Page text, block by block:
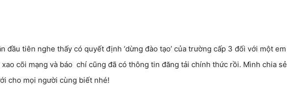
đầu tiên nghe thấy có quyết định ‘dừng đào tạo’ của trường cấp 3 đối với một em
cõi mạng và báo chí cũng đã có thông tin đăng tải chính thức rồi. Mình chia sẻ
cho mọi người cùng biết nhé!